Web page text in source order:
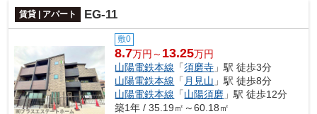
賃貸 | アパート EG-11
敷0
8.7万円～ 13.25万円
山陽電鉄本線 「須磨寺 」駅 徒歩3分
山陽電鉄本線 「 月見山 」駅 徒歩8分
山陽電鉄本線 「山陽須磨 」駅 徒歩12分
築1年 / 35.19㎡～60.18㎡